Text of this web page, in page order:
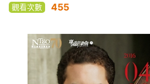
觀看次數 455